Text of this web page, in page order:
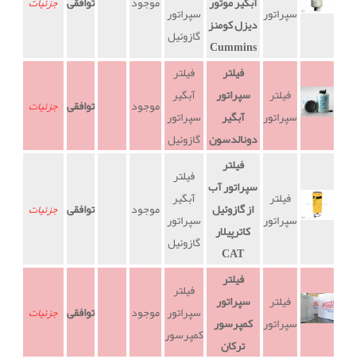
سپراتور
گازوئیل دیزل کومنز
Cummins
سپراتور
جزئیات توافقی موجود
فیلتر
آبگیر
سپراتور
گازوئیل
فیلتر
سپراتور
آبگیر
دونالدسون
فیلتر
سپراتور
جزئیات توافقی موجود
فیلتر
آبگیر
سپراتور
گازوئیل
فیلتر
سپراتور آب
از گازوئیل
کاترپیلار
CAT
فیلتر
سپراتور
جزئیات توافقی موجود
فیلتر
سپراتور
کمپرسور
فیلتر
سپراتور
کمپرسور
ترکان
فیلتر
سپراتور